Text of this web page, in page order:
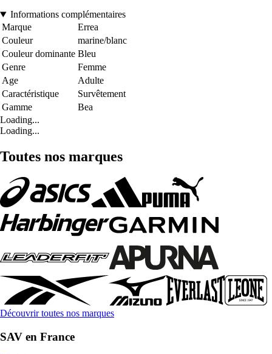
Informations complémentaires
Marque
Errea
Couleur
marine/blanc
Couleur dominante Bleu
Genre
Femme
Age
Adulte
Caractéristique
Survêtement
Gamme
Bea
Loading...
Loading...
Toutes nos marques
Découvrir toutes nos marques
SAV en France